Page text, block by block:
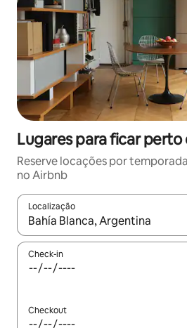
Lugares para ficar perto
Reserve locações por
no Airbnb
Localização
Quando os resultados estiverem
Check-in
Checkout